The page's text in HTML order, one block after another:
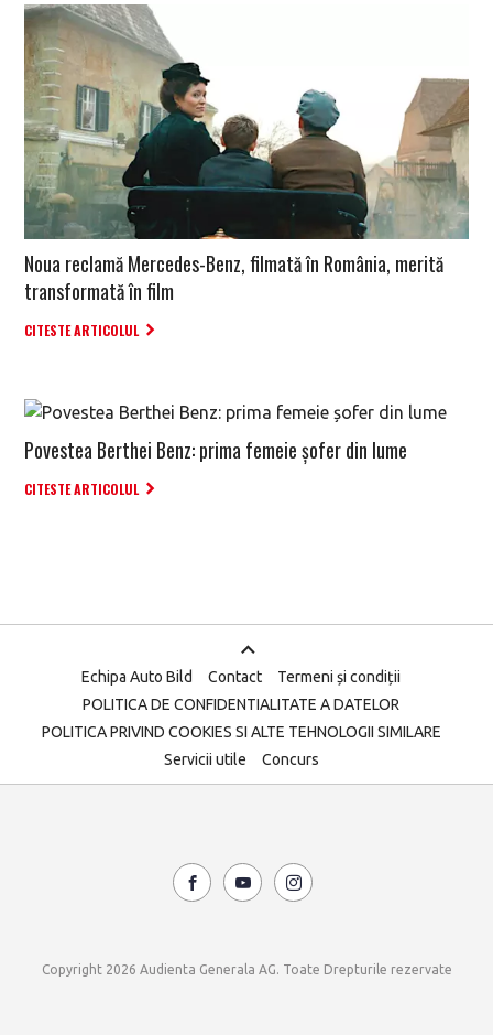
Noua reclamă Mercedes-Benz, filmată în România, merită
transformată în film
CITESTE ARTICOLUL
Povestea Berthei Benz: prima femeie șofer din lume
CITESTE ARTICOLUL
Echipa Auto Bild Contact
Termeni și condiții
POLITICA DE CONFIDENTIALITATE A DATELOR
POLITICA PRIVIND COOKIES SI ALTE TEHNOLOGII SIMILARE
Servicii utile
Concurs
Copyright 2026 Audienta Generala AG. Toate Drepturile rezervate